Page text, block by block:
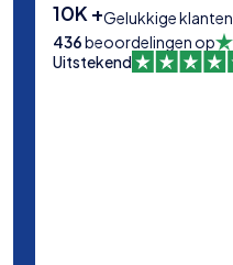
10K +Gelukkige klanten
436beoordelingen op
Uitstekend